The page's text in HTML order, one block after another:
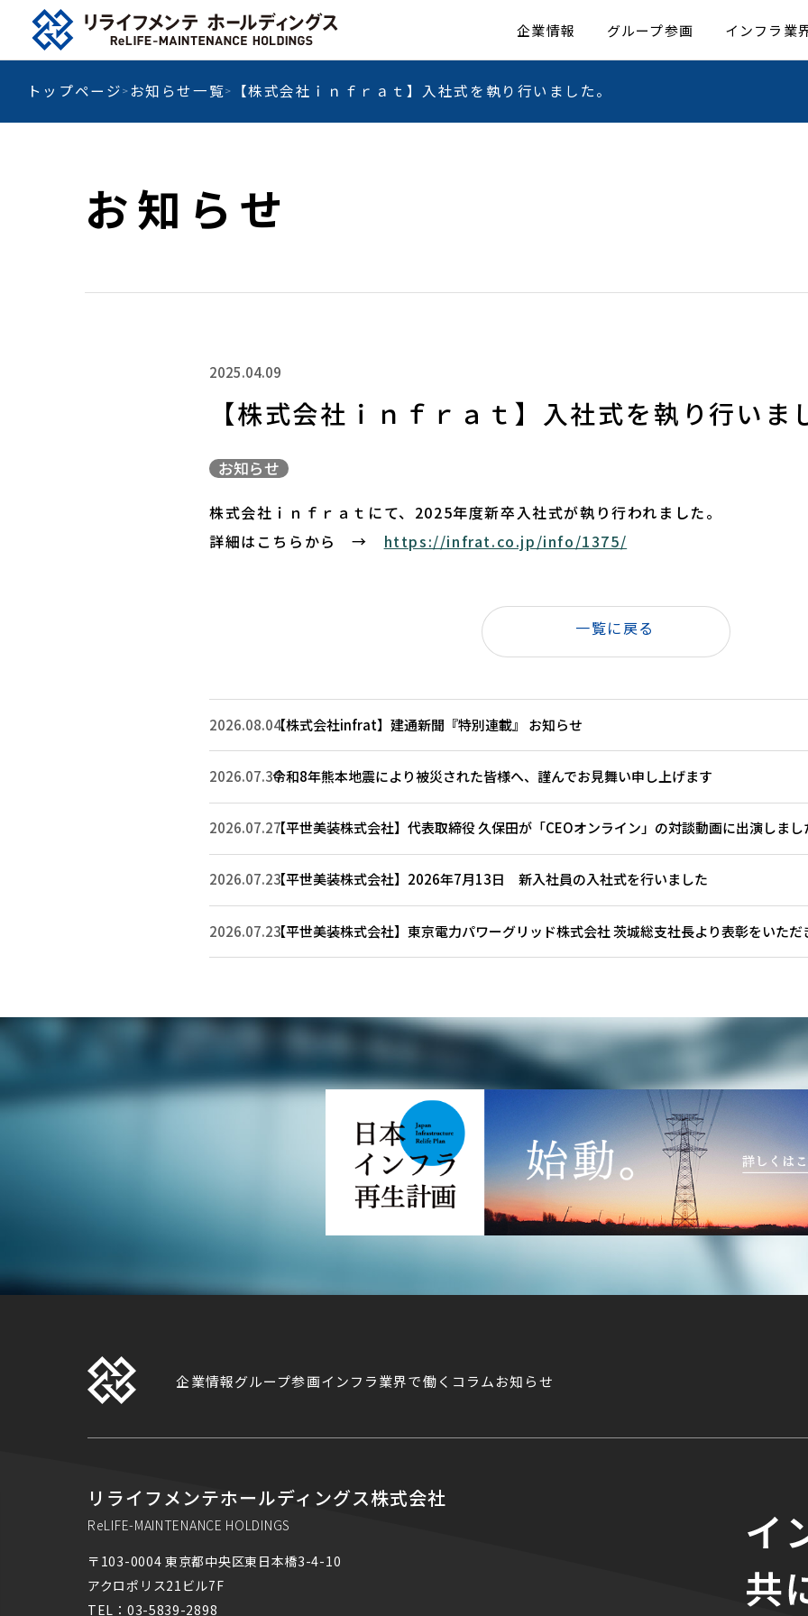
本文へ移動リライフメンテホールディングス ReLife-Maintenance Holdings
企業情報 グループ参画 インフラ業
トップページ お知らせ一覧 【株式会社ｉｎｆｒａｔ】入社式を執り行いました。
お知らせ
2025.04.09
【株式会社ｉｎｆｒａｔ】入社式を執り行いま
お知らせ
株式会社ｉｎｆｒａｔにて、2025年度新卒入社式が執り行われました。
詳細はこちらから → https://infrat.co.jp/info/1375/
一覧に戻る
2026.08.04【株式会社infrat】建通新聞『特別連載』 お知らせ
2026.07.30令和8年熊本地震により被災された皆様へ、謹んでお見舞い申し上げます
2026.07.27【平世美装株式会社】代表取締役 久保田が「CEOオンライン」の対談動画に出演しまし
2026.07.23【平世美装株式会社】2026年7月13日 新入社員の入社式を行いました
2026.07.23【平世美装株式会社】東京電力パワーグリッド株式会社 茨城総支社長より表彰をいただ
リライフメンテホールディングス ReLife-Maintenance Holdings
企業情報グループ参画インフラ業界で働く コラムお知らせ
リライフメンテホールディングス株式会社
ReLIFE-MAINTENANCE HOLDINGS
〒103-0004 東京都中央区東日本橋3-4-10
アクロポリス21ビル7F
TEL： 03-5839-2898